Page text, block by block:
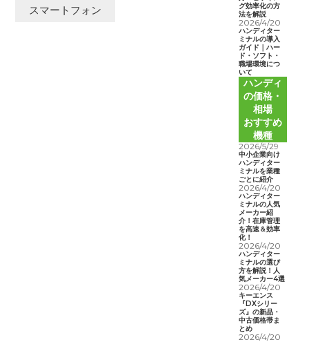
スマートフォン
グ効率化の方
法を解説
2026/4/20
ハンディター
ミナルの導入
ガイド｜ハー
ド・ソフト・
職場環境につ
いて
ハンディ
の価格・
相場
おすすめ
機種
2026/5/29
中小企業向け
ハンディター
ミナルを業種
ごとに紹介
2026/4/20
ハンディター
ミナルの人気
メーカー紹
介！在庫管理
を高速＆効率
化！
2026/4/20
ハンディター
ミナルの選び
方を解説！人
気メーカー4選
2026/4/20
キーエンス
『DXシリー
ズ』の新品・
中古価格帯ま
とめ
2026/4/20